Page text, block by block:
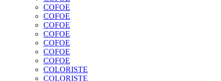
COFOE
COFOE
COFOE
COFOE
COFOE
COFOE
COFOE
COLORISTE
COLORISTE